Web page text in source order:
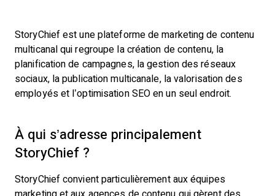
StoryChief est une plateforme de marketing de contenu
multicanal qui regroupe la création de contenu, la
planification de campagnes, la gestion des réseaux
sociaux, la publication multicanale, la valorisation des
employés et l’optimisation SEO en un seul endroit.
À qui s’adresse principalement
StoryChief ?
StoryChief convient particulièrement aux équipes
marketing et aux agences de contenu qui gèrent des